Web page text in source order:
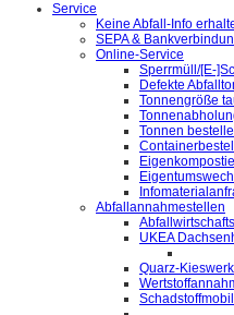
Service
Keine Abfall-Info
SEPA &
Online-Service
Sperrmüll/[E-
Defekte
Tonnengröße
Tonnen
Abfallannahmestellen
UKEA
Quarz-
Schadstoffmobil